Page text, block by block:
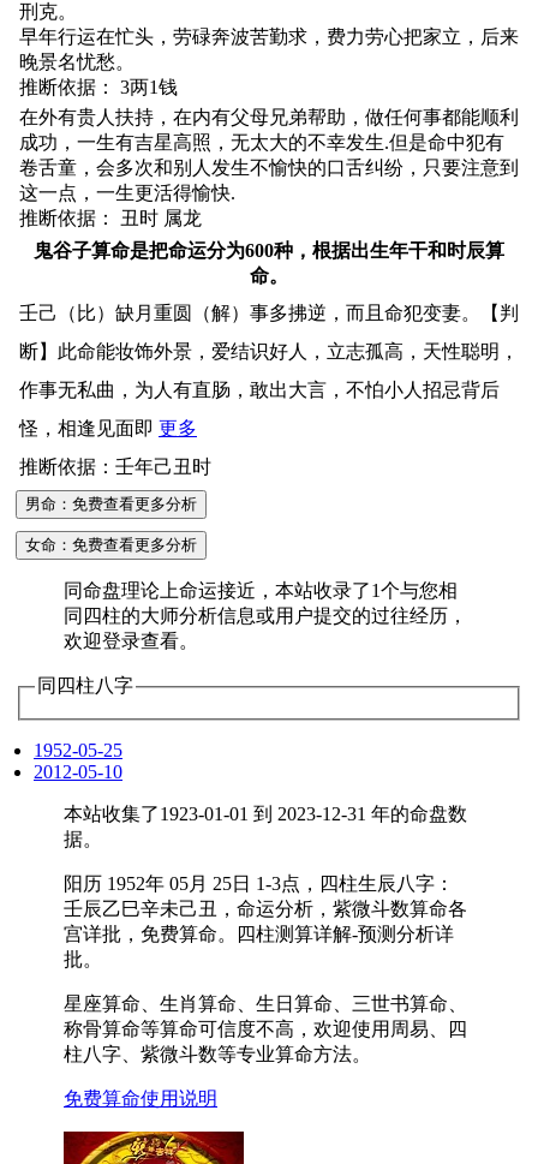
刑克。
早年行运在忙头，劳碌奔波苦勤求，费力劳心把家立，后来
晚景名忧愁。
推断依据： 3两1钱
在外有贵人扶持，在内有父母兄弟帮助，做任何事都能顺利
成功，一生有吉星高照，无太大的不幸发生.但是命中犯有
卷舌童，会多次和别人发生不愉快的口舌纠纷，只要注意到
这一点，一生更活得愉快.
推断依据： 丑时 属龙
鬼谷子算命是把命运分为600种，根据出生年干和时辰算
命。
壬己（比）缺月重圆（解）事多拂逆，而且命犯变妻。【判
断】此命能妆饰外景，爱结识好人，立志孤高，天性聪明，
作事无私曲，为人有直肠，敢出大言，不怕小人招忌背后
怪，相逢见面即 更多
推断依据：壬年己丑时
男命：免费查看更多分析
女命：免费查看更多分析
同命盘理论上命运接近，本站收录了1个与您相
同四柱的大师分析信息或用户提交的过往经历，
欢迎登录查看。
同四柱八字
1952-05-25
2012-05-10
本站收集了1923-01-01 到 2023-12-31 年的命盘数
据。
阳历 1952年 05月 25日 1-3点，四柱生辰八字：
壬辰乙巳辛未己丑，命运分析，紫微斗数算命各
宫详批，免费算命。四柱测算详解-预测分析详
批。
星座算命、生肖算命、生日算命、三世书算命、
称骨算命等算命可信度不高，欢迎使用周易、四
柱八字、紫微斗数等专业算命方法。
免费算命使用说明